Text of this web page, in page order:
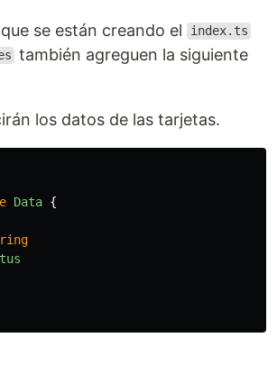
se están creando el index.ts
también agreguen la siguiente
los datos de las tarjetas.
Data {